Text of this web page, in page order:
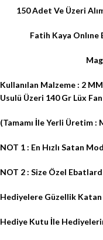
150 Adet Ve Üzeri
Fatih Kaya Onlıne
Kullanılan Malzeme : 2
Usulü Üzeri 140 Gr Lüx
(Tamamı İle Yerli Üretim :
NOT 1 : En Hızlı Satan
NOT 2 : Size Özel
Hediyelere Güzellik
Hediye Kutu İle